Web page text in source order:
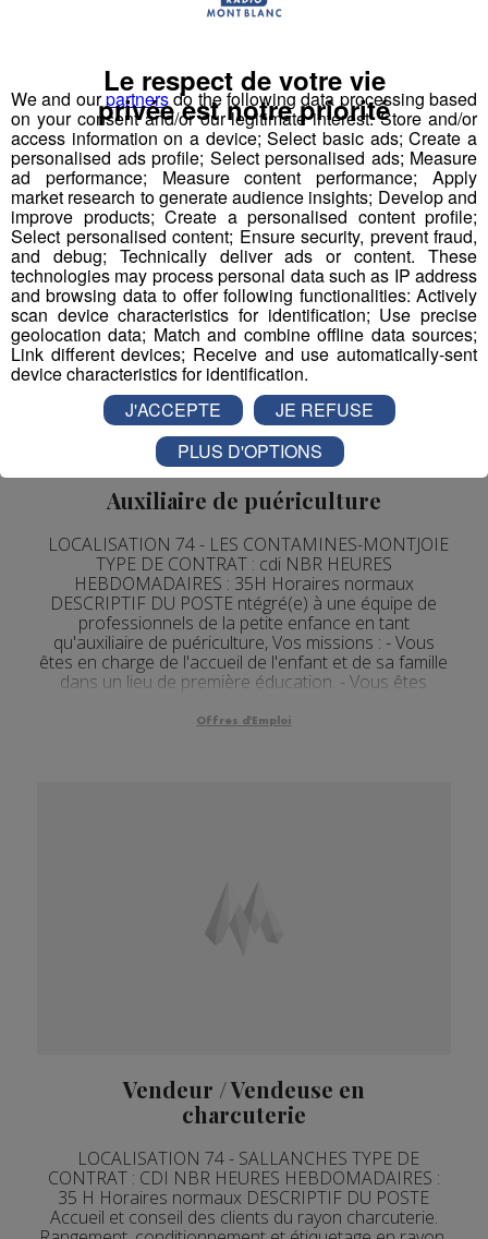
chargé(e) d'organiser et d'optimiser l'activité
des fonctions: - commerciales (gérer et superviser
l'approvisionnement, la réception, la mise en rayon,
l'ani...
Offres d'Emploi
Auxiliaire de puériculture
LOCALISATION 74 - LES CONTAMINES-MONTJOIE
TYPE DE CONTRAT : cdi NBR HEURES
HEBDOMADAIRES : 35H Horaires normaux
DESCRIPTIF DU POSTE ntégré(e) à une équipe de
professionnels de la petite enfance en tant
qu'auxiliaire de puériculture, Vos missions : - Vous
êtes en charge de l'accueil de l'enfant et de sa famille
dans un lieu de première éducation. - Vous êtes
Offres d'Emploi
Vendeur / Vendeuse en
charcuterie
LOCALISATION 74 - SALLANCHES TYPE DE
CONTRAT : CDI NBR HEURES HEBDOMADAIRES :
35 H Horaires normaux DESCRIPTIF DU POSTE
Accueil et conseil des clients du rayon charcuterie.
We and ourpartnersdo the following data processing based
on your consent and/or our legitimate interest: Store and/or
access information on a device; Select basic ads; Create a
personalised ads profile; Select personalised ads; Measure
ad performance; Measure content performance; Apply
market research to generate audience insights; Develop and
improve products; Create a personalised content profile;
Select personalised content; Ensure security, prevent fraud,
and debug; Technically deliver ads or content. These
technologies may process personal data such as IP address
and browsing data to offer following functionalities: Actively
scan device characteristics for identification; Use precise
geolocation data; Match and combine offline data sources;
Link different devices; Receive and use automatically-sent
device characteristics for identification.
Le respect de votre vie
privée est notre priorité
J'ACCEPTE
JE REFUSE
PLUS D'OPTIONS